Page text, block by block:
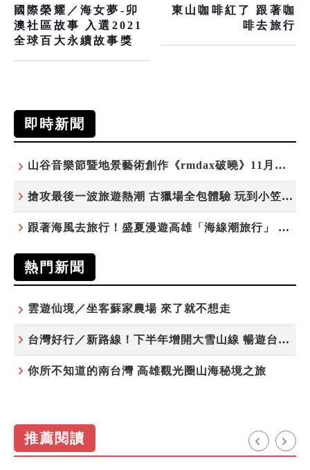
國際榮耀／海女夢-卯
澳社區故事 入選2021
全球百大永續故事獎
東山咖啡紅了 跟著咖
啡去旅行
即時新聞
山谷音樂節暨地景藝術創作《rmdax破曉》11月花蓮銅門登場
搶攻最後一波旅遊熱潮 古獵場全包體驗 玩到小笠原夜遊觀星
跟著海風去旅行！盛夏漫遊高雄「海線潮旅行」 五大主題遊程探索漁村魅力
熱門新聞
雲遊仙境／坐客蘇家農場 來了就不想走
台灣好行／新路線！下半年增開大雪山線 暢遊台中更便利
你所不知道的南台灣 高雄觀光圈山海秘境之旅
推薦閱讀